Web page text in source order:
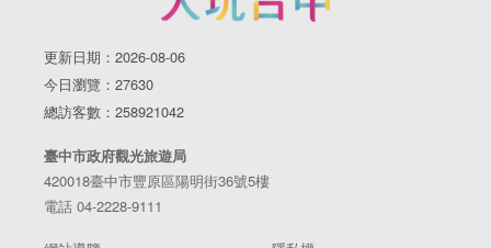
更新日期：2026-08-06
今日瀏覽：27630
總訪客數：258921042
臺中市政府觀光旅遊局
420018臺中市豐原區陽明街36號5樓
電話 04-2228-9111